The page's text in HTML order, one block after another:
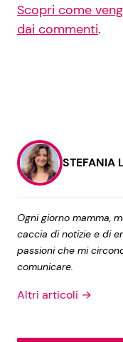
Scopri come
dai commenti.
STEFANIA
Ogni giorno mamma,
caccia di notizie e di
passioni che mi
comunicare.
Altri articoli →